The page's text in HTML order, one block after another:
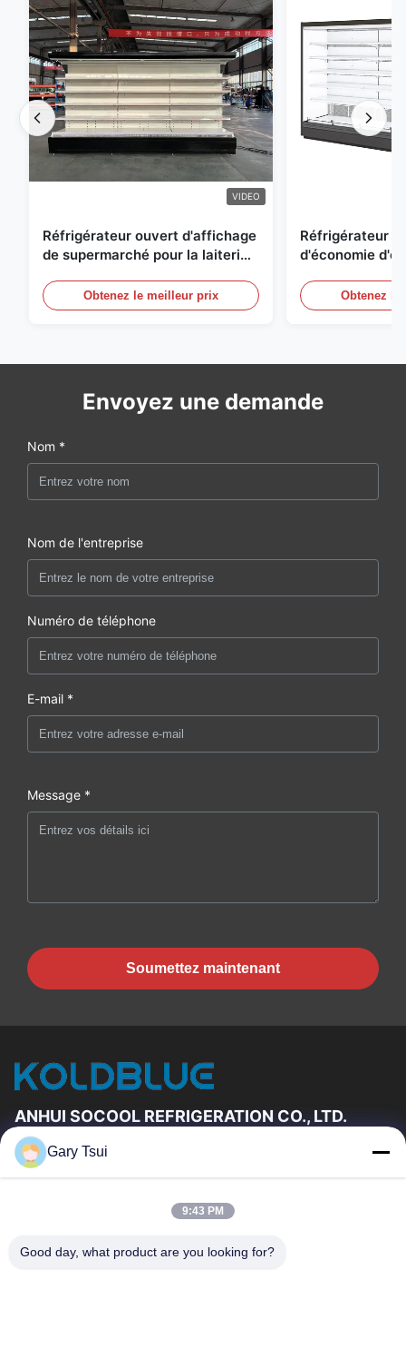
VIDEO
Réfrigérateur ouvert d'affichage
de supermarché pour la laiterie
LED
Obtenez le meilleur prix
Réfrigérateur
d'économie
Obtenez
Envoyez une demande
Nom *
Nom de l'entreprise
Numéro de téléphone
E-mail *
Message *
Soumettez maintenant
ANHUI SOCOOL REFRIGERATION CO., LTD.
Liens Rapides
Au Sujet De Nous
Visite D'usine
Contrôle De Qualité
Gary Tsui
9:43 PM
Good day, what product are you looking for?